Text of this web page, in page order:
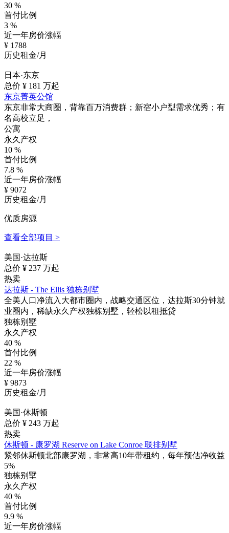
30 %
首付比例
3 %
近一年房价涨幅
¥ 1788
历史租金/月
日本·东京
总价 ¥ 181 万起
东京菁英公馆
东京非常大商圈，背靠百万消费群；新宿小户型需求优秀；有
名高校立足，
公寓
永久产权
10 %
首付比例
7.8 %
近一年房价涨幅
¥ 9072
历史租金/月
优质房源
查看全部项目 >
美国·达拉斯
总价 ¥ 237 万起
热卖
达拉斯 - The Ellis 独栋别墅
全美人口净流入大都市圈内，战略交通区位，达拉斯30分钟就
业圈内，稀缺永久产权独栋别墅，轻松以租抵贷
独栋别墅
永久产权
40 %
首付比例
22 %
近一年房价涨幅
¥ 9873
历史租金/月
美国·休斯顿
总价 ¥ 243 万起
热卖
休斯顿 - 康罗湖 Reserve on Lake Conroe 联排别墅
紧邻休斯顿北部康罗湖，非常高10年带租约，每年预估净收益
5%
独栋别墅
永久产权
40 %
首付比例
9.9 %
近一年房价涨幅